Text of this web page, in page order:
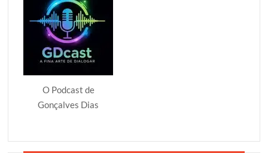
O Podcast de
Gonçalves Dias